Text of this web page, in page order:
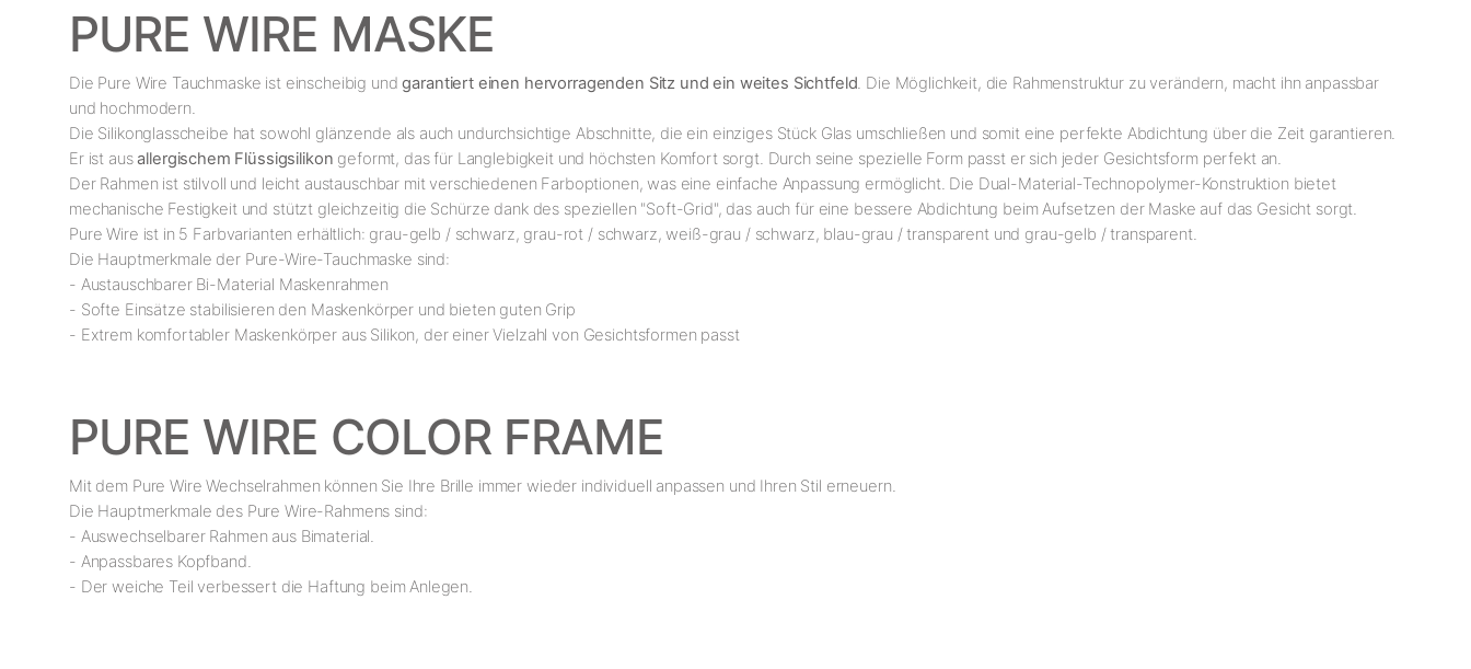
PURE WIRE MASKE
Die Pure Wire Tauchmaske ist einscheibig undgarantiert einen hervorragenden Sitz und ein weites Sichtfeld. Die Möglichkeit, die Rahmenstruktur zu verändern, macht ihn anpassbar
und hochmodern.
Die Silikonglasscheibe hat sowohl glänzende als auch undurchsichtige Abschnitte, die ein einziges Stück Glas umschließen und somit eine perfekte Abdichtung über die Zeit garantieren.
Er ist ausallergischem Flüssigsilikon geformt, das für Langlebigkeit und höchsten Komfort sorgt. Durch seine spezielle Form passt er sich jeder Gesichtsform perfekt an.
Der Rahmen ist stilvoll und leicht austauschbar mit verschiedenen Farboptionen, was eine einfache Anpassung ermöglicht. Die Dual-Material-Technopolymer-Konstruktion bietet
mechanische Festigkeit und stützt gleichzeitig die Schürze dank des speziellen "Soft-Grid", das auch für eine bessere Abdichtung beim Aufsetzen der Maske auf das Gesicht sorgt.
Pure Wire ist in 5 Farbvarianten erhältlich: grau-gelb / schwarz, grau-rot / schwarz, weiß-grau / schwarz, blau-grau / transparent und grau-gelb / transparent.
Die Hauptmerkmale der Pure-Wire-Tauchmaske sind:
- Austauschbarer Bi-Material Maskenrahmen
- Softe Einsätze stabilisieren den Maskenkörper und bieten guten Grip
- Extrem komfortabler Maskenkörper aus Silikon, der einer Vielzahl von Gesichtsformen passt
PURE WIRE COLOR FRAME
Mit dem Pure Wire Wechselrahmen können Sie Ihre Brille immer wieder individuell anpassen und Ihren Stil erneuern.
Die Hauptmerkmale des Pure Wire-Rahmens sind:
- Auswechselbarer Rahmen aus Bimaterial.
- Anpassbares Kopfband.
- Der weiche Teil verbessert die Haftung beim Anlegen.